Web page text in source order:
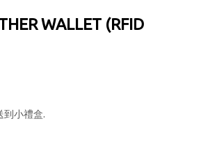
WALLET (RFID
到小禮盒.